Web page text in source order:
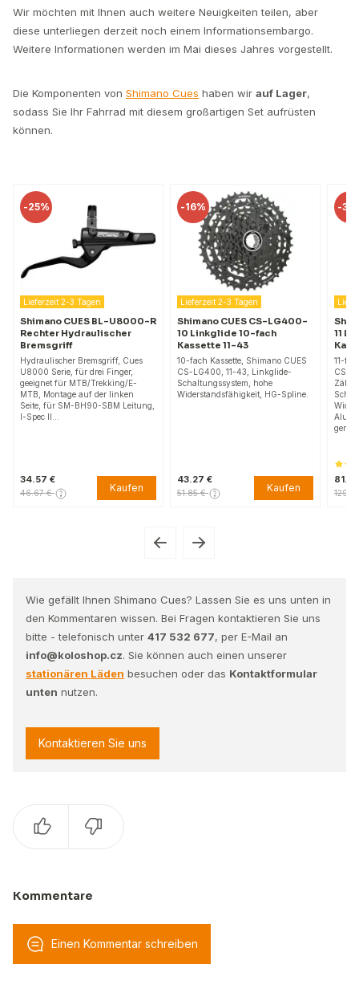
Wir möchten mit Ihnen auch weitere Neuigkeiten teilen, aber
diese unterliegen derzeit noch einem Informationsembargo.
Weitere Informationen werden im Mai dieses Jahres vorgestellt.
Die Komponenten von Shimano Cues haben wir auf Lager,
sodass Sie Ihr Fahrrad mit diesem großartigen Set aufrüsten
können.
Tagen
BL-U8000-R
Bremsgriff, Cues
für drei Finger,
Trekking/E-
auf der linken
BH90-SBM Leitung,
Kaufen
Lieferzeit 2-3 Tagen
Shimano CUES CS-LG400-
10 Linkglide 10-fach
Kassette 11-43
10-fach Kassette, Shimano CUES
CS-LG400, 11-43, Linkglide-
Schaltungssystem, hohe
Widerstandsfähigkeit, HG-Spline.
43.27 €
51.85 € Kaufen
-37%
Lieferzeit 2-3 Tagen
Shimano CUES
11 Linkglide 11-fach
11-fach Kassette,
CS-LG700, 11-45 und
Zähne, Linkglide-
Schaltungssystem, hohe
Widerstandsfähigkeit,
Aluminiumträger,
81.24 €
129.63 €
Wie gefällt Ihnen Shimano Cues? Lassen Sie es uns unten in
den Kommentaren wissen. Bei Fragen kontaktieren Sie uns
bitte - telefonisch unter 417 532 677, per E-Mail an
info@koloshop.cz. Sie können auch einen unserer
stationären Läden besuchen oder das Kontaktformular
unten nutzen.
Kontaktieren Sie uns
Kommentare
Einen Kommentar schreiben